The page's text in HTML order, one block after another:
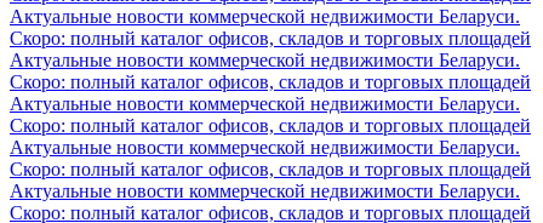
Актуальные новости коммерческой недвижимости Беларуси.
Скоро: полный каталог офисов, складов и торговых площадей
Актуальные новости коммерческой недвижимости Беларуси.
Скоро: полный каталог офисов, складов и торговых площадей
Актуальные новости коммерческой недвижимости Беларуси.
Скоро: полный каталог офисов, складов и торговых площадей
Актуальные новости коммерческой недвижимости Беларуси.
Скоро: полный каталог офисов, складов и торговых площадей
Актуальные новости коммерческой недвижимости Беларуси.
Скоро: полный каталог офисов, складов и торговых площадей